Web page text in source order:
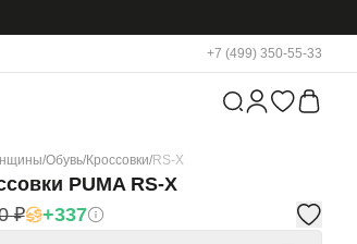
+7 (499) 350-55-33
/Обувь/Кроссовки/RS-X
PUMA RS-X
₽ +337